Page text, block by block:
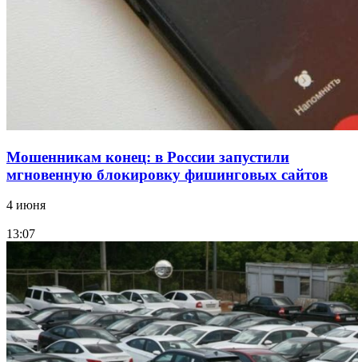
заключены контракты на 3,6 млн долларов
Мошенникам конец: в России запустили
мгновенную блокировку фишинговых сайтов
4 июня
13:07